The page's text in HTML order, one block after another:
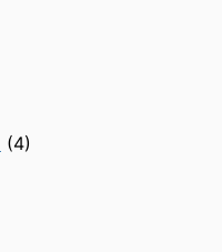
(4)